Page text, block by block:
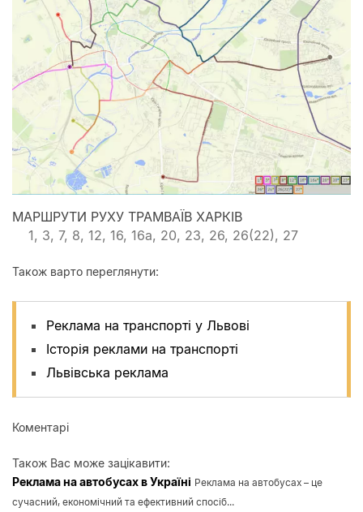
МАРШРУТИ РУХУ ТРАМВАЇВ ХАРКІВ
1, 3, 7, 8, 12, 16, 16а, 20, 23, 26, 26(22), 27
Також варто переглянути:
Реклама на транспорті у Львові
Історія реклами на транспорті
Львівська реклама
Коментарі
Також Вас може зацікавити:
Реклама на автобусах в Україні Реклама на автобусах – це
сучасний, економічний та ефективний спосіб...